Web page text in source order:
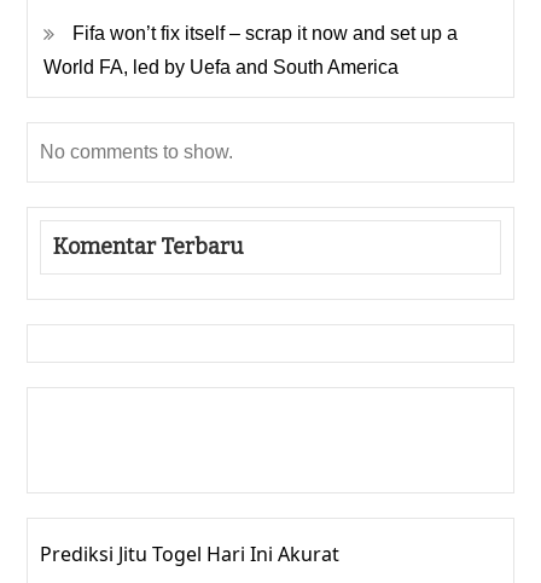
Fifa won’t fix itself – scrap it now and set up a
World FA, led by Uefa and South America
No comments to show.
Komentar Terbaru
Prediksi Jitu Togel Hari Ini Akurat